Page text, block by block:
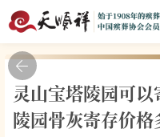
灵山宝塔陵园可
陵园骨灰寄存价格